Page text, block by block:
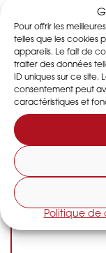
Pour offrir les
telles que les cookies
appareils. Le fait de
traiter des données
ID uniques sur ce
consentement peut
caractéristiques et
Politique de